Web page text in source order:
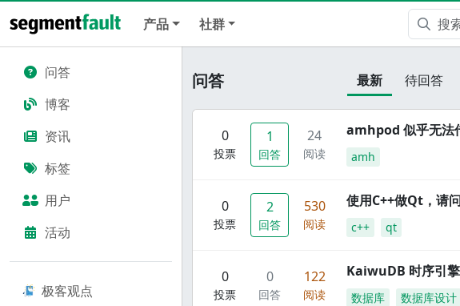
产品 社群
问答
博客
资讯
标签
用户
活动
极客观点
问答 最新 待回答
0
投票
1
回答
24
阅读
amhpod 似乎无法
amh
0
投票
2
回答
530
阅读
使用C++做Qt，请
c++ qt
0
投票
0
回答
122
阅读
KaiwuDB 时序引
数据库 数据库设计